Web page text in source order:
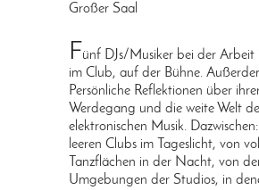
Großer Saal
Fünf DJs/Musiker bei der Arbeit
im Club, auf der Bühne.
Persönliche Reflektionen über
Werdegang und die weite Welt
elektronischen Musik.
leeren Clubs im Tageslicht, von
Tanzflächen in der Nacht, von
Umgebungen der Studios, in